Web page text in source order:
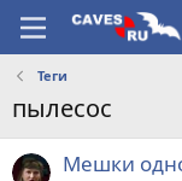
Теги
пылесос
Мешки